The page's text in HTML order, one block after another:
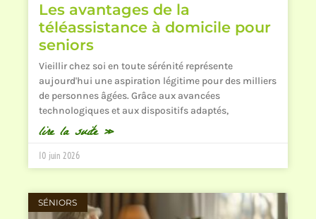
Les avantages de la
téléassistance à domicile pour
seniors
Vieillir chez soi en toute sérénité représente
aujourd'hui une aspiration légitime pour des milliers
de personnes âgées. Grâce aux avancées
technologiques et aux dispositifs adaptés,
lire la suite »
10 juin 2026
SÉNIORS